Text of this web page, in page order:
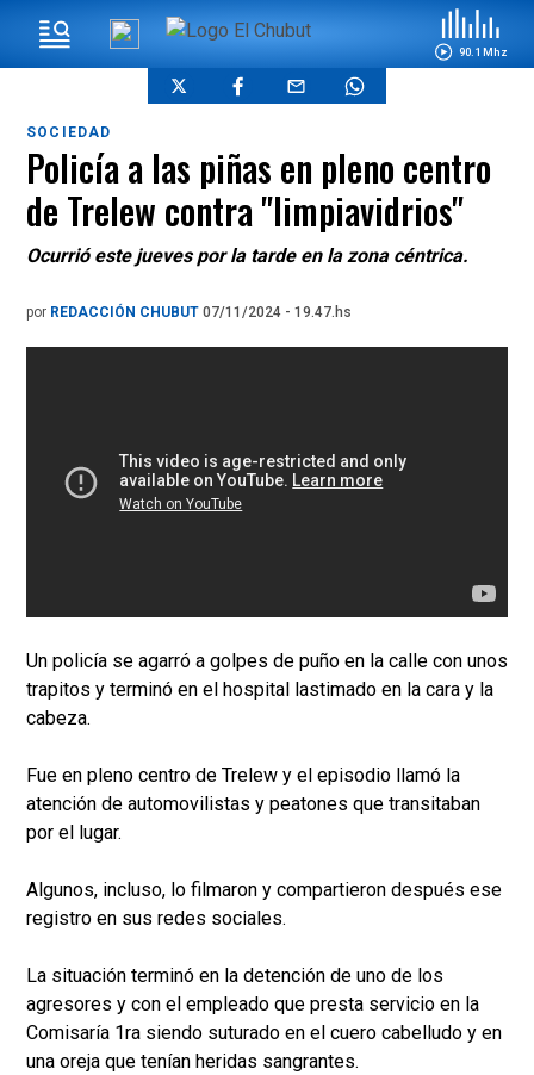
90.1 Mhz
SOCIEDAD
Policía a las piñas en pleno centro
de Trelew contra "limpiavidrios"
Ocurrió este jueves por la tarde en la zona céntrica.
por REDACCIÓN CHUBUT 07/11/2024 - 19.47.hs
Un policía se agarró a golpes de puño en la calle con unos
trapitos y terminó en el hospital lastimado en la cara y la
cabeza.
Fue en pleno centro de Trelew y el episodio llamó la
atención de automovilistas y peatones que transitaban
por el lugar.
Algunos, incluso, lo filmaron y compartieron después ese
registro en sus redes sociales.
La situación terminó en la detención de uno de los
agresores y con el empleado que presta servicio en la
Comisaría 1ra siendo suturado en el cuero cabelludo y en
una oreja que tenían heridas sangrantes.